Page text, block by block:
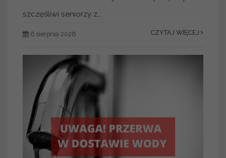
szczęśliwi seniorzy z...
6 sierpnia 2026 CZYTAJ WIĘCEJ